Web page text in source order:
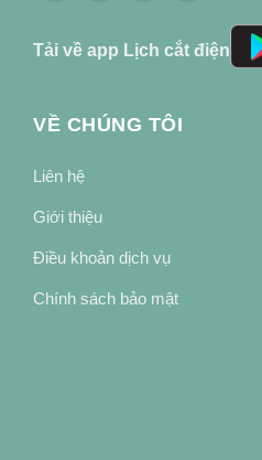
Tải về app Lịch cắt điện
VỀ CHÚNG TÔI
Liên hệ
Giới thiệu
Điều khoản dịch vụ
Chính sách bảo mật